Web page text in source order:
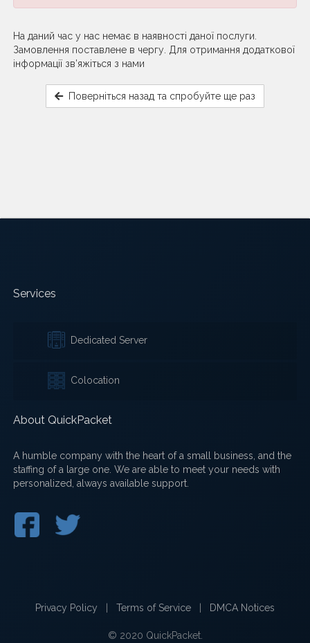
На даний час у нас немає в наявності даної послуги.
Замовлення поставлене в чергу. Для отримання додаткової
інформації зв’яжіться з нами
Поверніться назад та спробуйте ще раз
Services
Dedicated Server
Colocation
About QuickPacket
A humble company with the heart of a small business, and the
staffing of a large one. We are able to meet your needs with
personalized, always available support.
Privacy Policy Terms of Service DMCA Notices
© 2020 QuickPacket.